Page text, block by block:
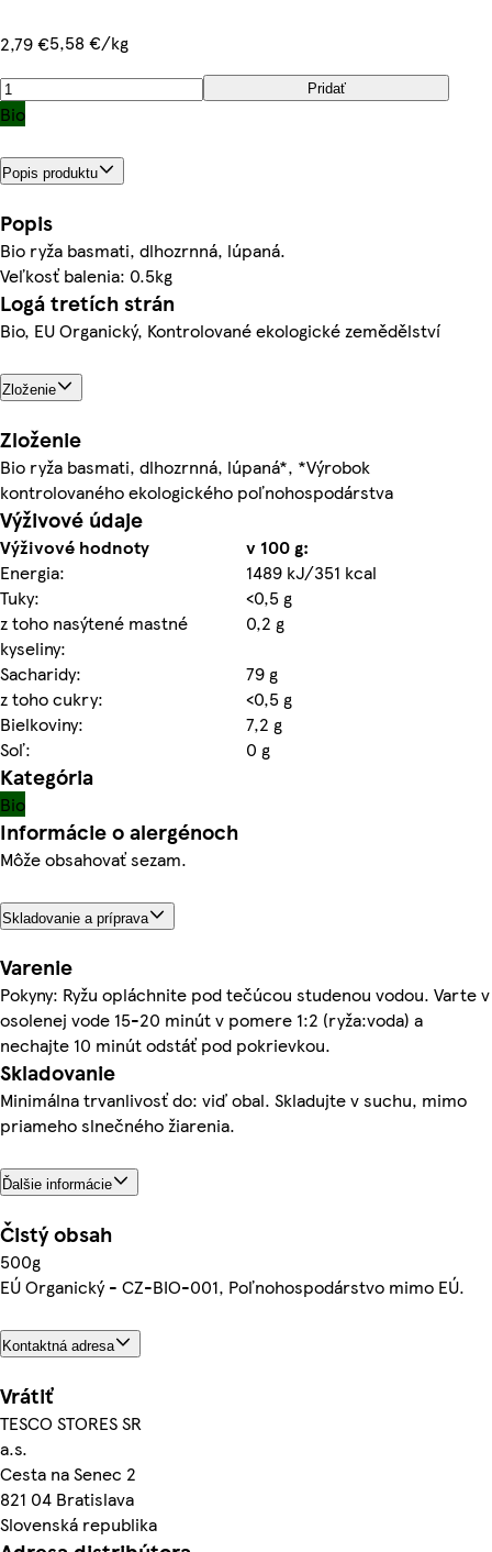
2,79 €5,58 €/kg
Pridať
Bio
Popis produktu
Popis
Bio ryža basmati, dlhozrnná, lúpaná.
Veľkosť balenia: 0.5kg
Logá tretích strán
Bio, EU Organický, Kontrolované ekologické zemědělství
Zloženie
Zloženie
Bio ryža basmati, dlhozrnná, lúpaná*, *Výrobok
kontrolovaného ekologického poľnohospodárstva
Výživové údaje
Výživové hodnoty
v 100 g:
Energia:
1489 kJ/351 kcal
Tuky:
<0,5 g
z toho nasýtené mastné
kyseliny:
0,2 g
Sacharidy:
79 g
z toho cukry:
<0,5 g
Bielkoviny:
7,2 g
Soľ:
0 g
Kategória
Bio
Informácie o alergénoch
Môže obsahovať sezam.
Skladovanie a príprava
Varenie
Pokyny: Ryžu opláchnite pod tečúcou studenou vodou. Varte v
osolenej vode 15-20 minút v pomere 1:2 (ryža:voda) a
nechajte 10 minút odstáť pod pokrievkou.
Skladovanie
Minimálna trvanlivosť do: viď obal. Skladujte v suchu, mimo
priameho slnečného žiarenia.
Ďalšie informácie
Čistý obsah
500g
EÚ Organický - CZ-BIO-001, Poľnohospodárstvo mimo EÚ.
Kontaktná adresa
Vrátiť
TESCO STORES SR
a.s.
Cesta na Senec 2
821 04 Bratislava
Slovenská republika